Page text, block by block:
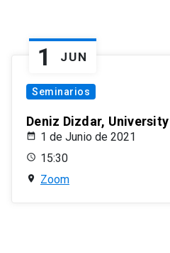
1 JUN
Seminarios
Deniz Dizdar,
1 de Junio de 2021
15:30
Zoom